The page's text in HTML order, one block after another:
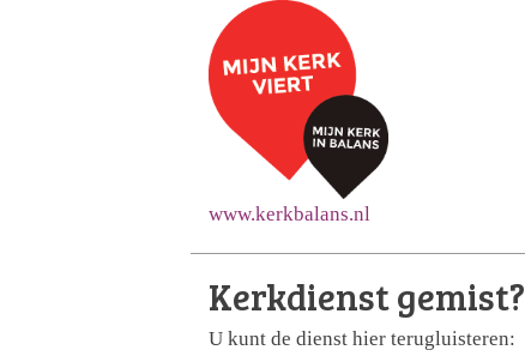
www.kerkbalans.nl
Kerkdienst gemist?
U kunt de dienst hier terugluisteren: